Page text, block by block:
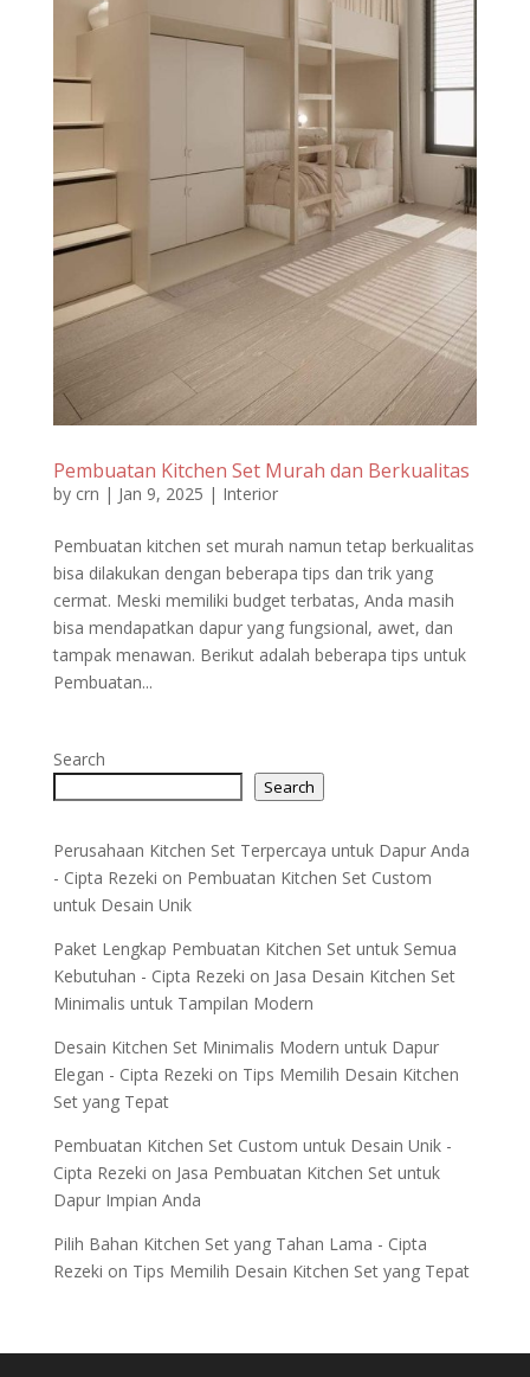
Pembuatan Kitchen Set Murah dan Berkualitas
by crn | Jan 9, 2025 | Interior
Pembuatan kitchen set murah namun tetap berkualitas
bisa dilakukan dengan beberapa tips dan trik yang
cermat. Meski memiliki budget terbatas, Anda masih
bisa mendapatkan dapur yang fungsional, awet, dan
tampak menawan. Berikut adalah beberapa tips untuk
Pembuatan...
Search
Search
Perusahaan Kitchen Set Terpercaya untuk Dapur Anda
- Cipta Rezeki on Pembuatan Kitchen Set Custom
untuk Desain Unik
Paket Lengkap Pembuatan Kitchen Set untuk Semua
Kebutuhan - Cipta Rezeki on Jasa Desain Kitchen Set
Minimalis untuk Tampilan Modern
Desain Kitchen Set Minimalis Modern untuk Dapur
Elegan - Cipta Rezeki on Tips Memilih Desain Kitchen
Set yang Tepat
Pembuatan Kitchen Set Custom untuk Desain Unik -
Cipta Rezeki on Jasa Pembuatan Kitchen Set untuk
Dapur Impian Anda
Pilih Bahan Kitchen Set yang Tahan Lama - Cipta
Rezeki on Tips Memilih Desain Kitchen Set yang Tepat